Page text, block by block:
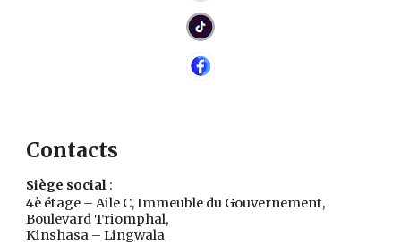
Contacts
Siège social :
4è étage – Aile C, Immeuble du Gouvernement,
Boulevard Triomphal,
Kinshasa – Lingwala